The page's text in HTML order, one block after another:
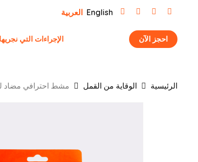
content
العربية English
الإجراءات التي نجريها احجز الآن
الرئيسية الوقاية من القمل مشط احترافي مضاد